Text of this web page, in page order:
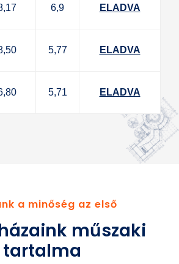
6,9 ELADVA
5,77 ELADVA
5,71 ELADVA
a minőség az első
műszaki
tartalma